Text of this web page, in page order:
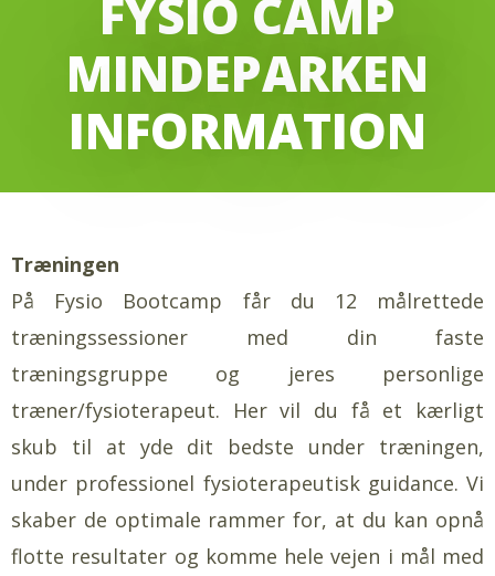
FYSIO CAMP
MINDEPARKEN
INFORMATION
Træningen
På Fysio Bootcamp får du 12 målrettede
træningssessioner med din faste
træningsgruppe og jeres personlige
træner/fysioterapeut. Her vil du få et kærligt
skub til at yde dit bedste under træningen,
under professionel fysioterapeutisk guidance. Vi
skaber de optimale rammer for, at du kan opnå
flotte resultater og komme hele vejen i mål med